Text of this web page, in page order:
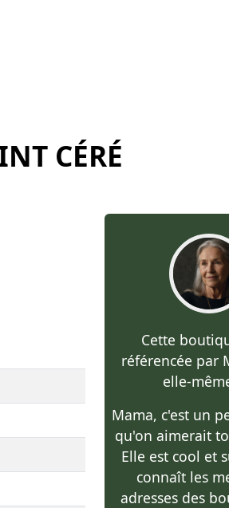
CÉRÉ
Cette
référencée par
elle-
Mama, c'est un
qu'on aimerait
Elle est cool et
connaît les
adresses des